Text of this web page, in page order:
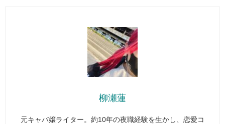
柳瀬蓮
元キャバ嬢ライター。約10年の夜職経験を生かし、恋愛コ